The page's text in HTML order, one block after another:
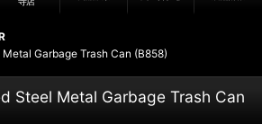
Garbage Trash Can (B858)
Steel Metal Garbage Trash Can